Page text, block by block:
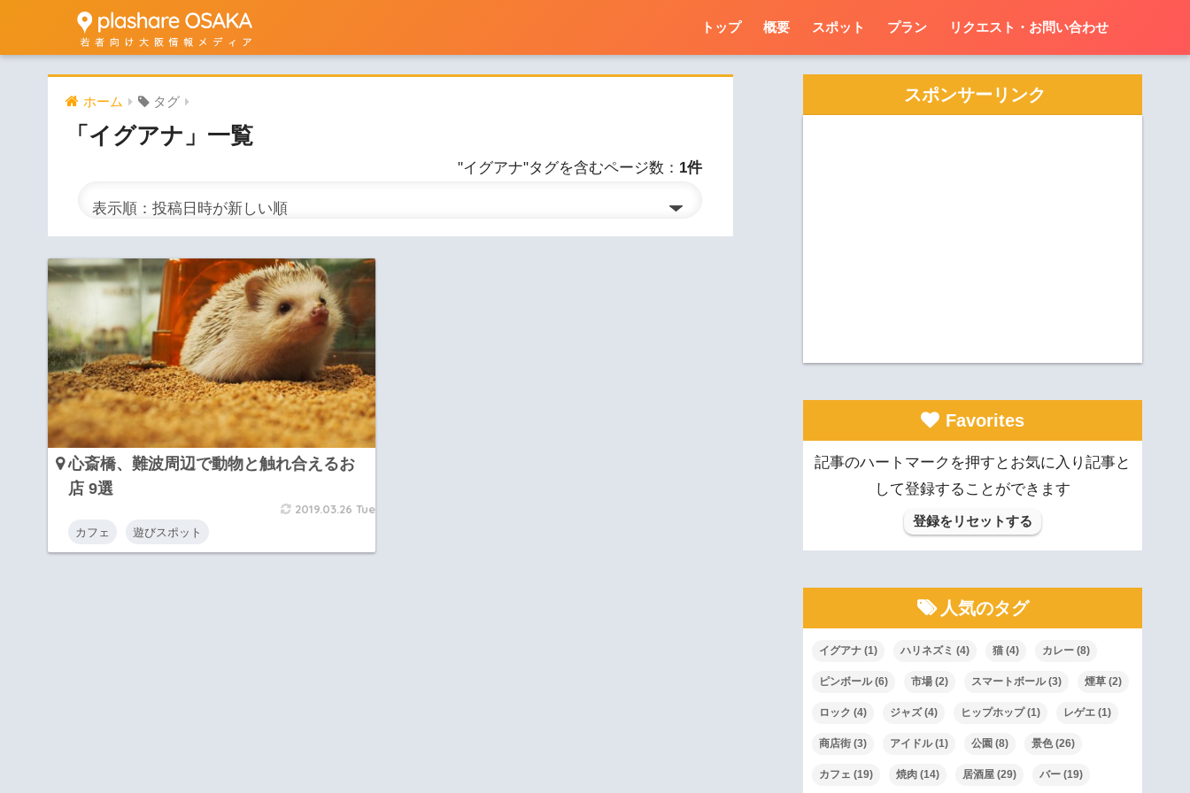
トップ 概要 スポット プラン リクエスト・お問い合わせ
ホーム タグ
「イグアナ」一覧
"イグアナ"タグを含むページ数： 1件
心斎橋、難波周辺で動物と触れ合えるお
店 9選
2019.03.26 Tue
カフェ
遊びスポット
スポンサーリンク
Favorites
記事のハートマークを押すとお気に入り記事と
して登録することができます
登録をリセットする
人気のタグ
イグアナ(1) ハリネズミ (4) 猫(4) カレー(8)
ピンボール(6) 市場(2) スマートボール(3) 煙草(2)
ロック (4) ジャズ(4) ヒップホップ(1) レゲエ(1)
商店街(3) アイドル(1) 公園 (8) 景色(26)
カフェ (19) 焼肉(14) 居酒屋(29) バー(19)